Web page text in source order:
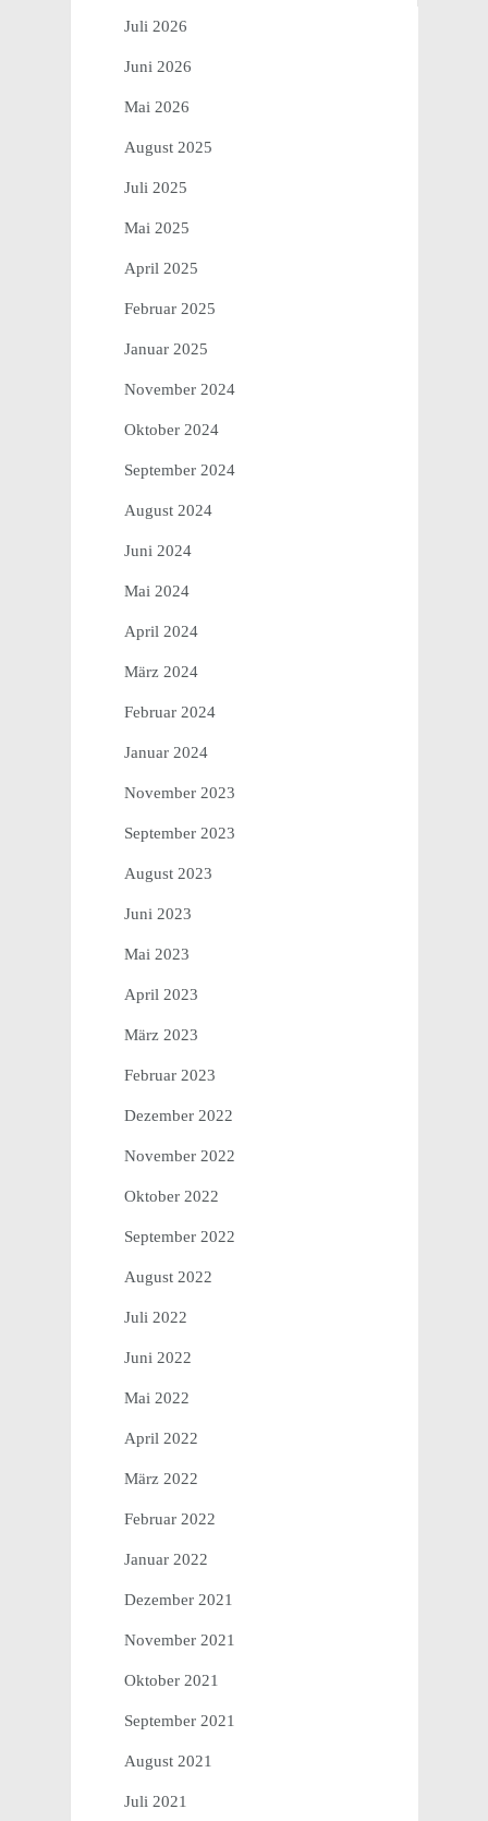
Juli 2026
Juni 2026
Mai 2026
August 2025
Juli 2025
Mai 2025
April 2025
Februar 2025
Januar 2025
November 2024
Oktober 2024
September 2024
August 2024
Juni 2024
Mai 2024
April 2024
März 2024
Februar 2024
Januar 2024
November 2023
September 2023
August 2023
Juni 2023
Mai 2023
April 2023
März 2023
Februar 2023
Dezember 2022
November 2022
Oktober 2022
September 2022
August 2022
Juli 2022
Juni 2022
Mai 2022
April 2022
März 2022
Februar 2022
Januar 2022
Dezember 2021
November 2021
Oktober 2021
September 2021
August 2021
Juli 2021